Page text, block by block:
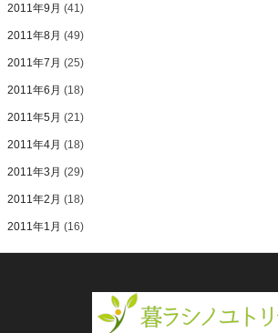
2011年9月 (41)
2011年8月 (49)
2011年7月 (25)
2011年6月 (18)
2011年5月 (21)
2011年4月 (18)
2011年3月 (29)
2011年2月 (18)
2011年1月 (16)